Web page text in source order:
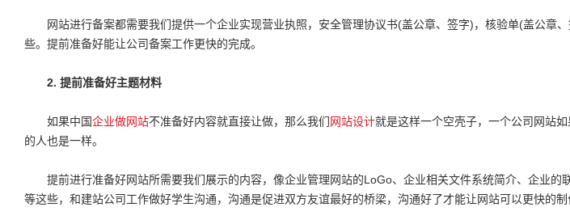
网站进行备案都需要我们提供一个企业实现营业执照，安全管理协议书(盖公章、签字)，核验单(盖公章
些。提前准备好能让公司备案工作更快的完成。
2. 提前准备好主题材料
如果中国企业做网站不准备好内容就直接让做，那么我们 网站设计就是这样一个空壳子，一个公司网站
的人也是一样。
提前进行准备好网站所需要我们展示的内容，像企业管理网站的LoGo、企业相关文件系统简介、企业的
等这些，和建站公司工作做好学生沟通，沟通是促进双方友谊最好的桥梁，沟通好了才能让网站可以更快的制